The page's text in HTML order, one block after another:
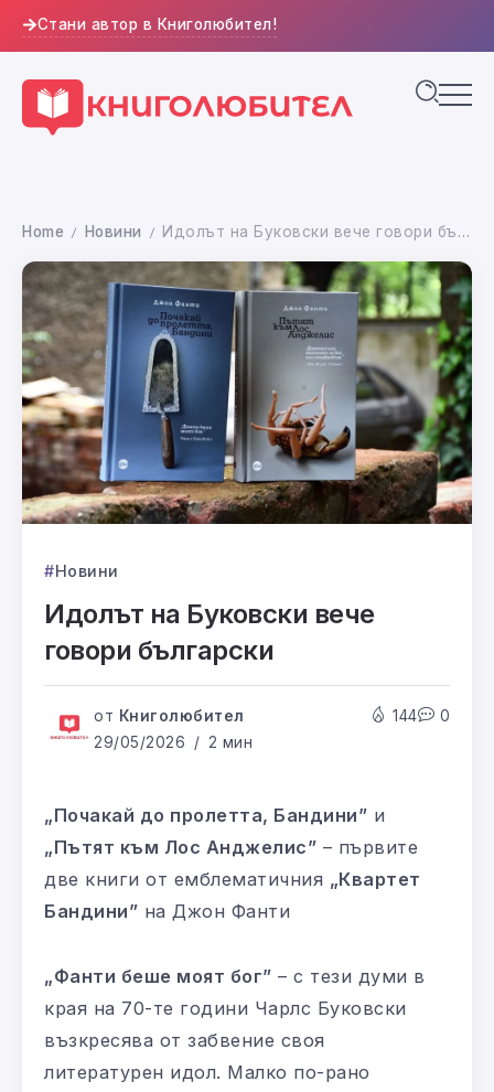
Стани автор в Книголюбител!
Home / Новини / Идолът на Буковски вече говори български
Новини
Идолът на Буковски вече
говори български
от Книголюбител
29/05/2026
2 мин
144 0
„Почакай до пролетта, Бандини” и
„Пътят към Лос Анджелис” – първите
две книги от емблематичния „Квартет
Бандини” на Джон Фанти
„Фанти беше моят бог” – с тези думи в
края на 70-те години Чарлс Буковски
възкресява от забвение своя
литературен идол. Малко по-рано